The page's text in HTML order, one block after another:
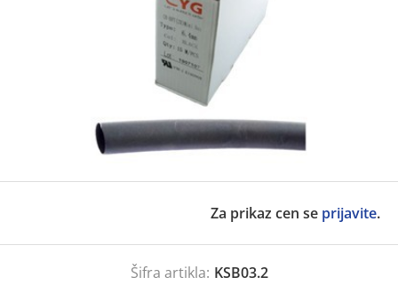
Za prikaz cen se prijavite.
Šifra artikla: KSB03.2